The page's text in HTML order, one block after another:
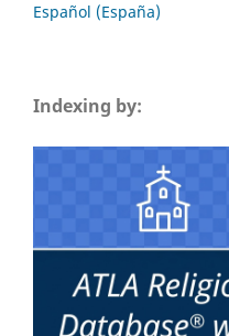
Español (España)
Indexing by: